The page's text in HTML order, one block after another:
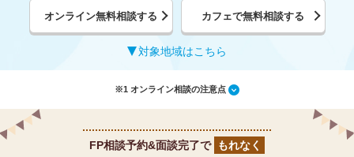
オンライン無料相談する カフェで無料相談する
対象地域はこちら
※1 オンライン相談の注意点
FP相談予約&面談完了で もれなく